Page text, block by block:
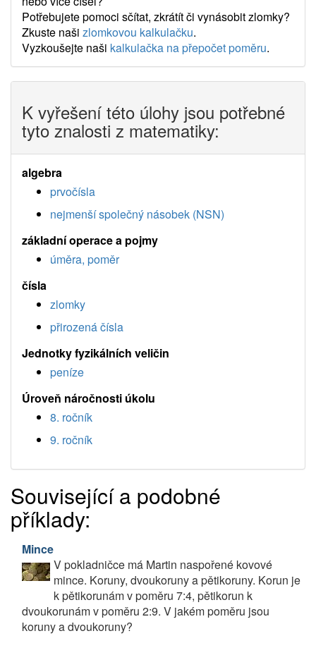
Potřebujete pomoci sčítat, zkrátít či vynásobit zlomky?
Zkuste naši zlomkovou kalkulačku.
Vyzkoušejte naši kalkulačka na přepočet poměru.
K vyřešení této úlohy jsou potřebné
tyto znalosti z matematiky:
algebra
prvočísla
nejmenší společný násobek (NSN)
základní operace a pojmy
úměra, poměr
čísla
zlomky
přirozená čísla
Jednotky fyzikálních veličin
peníze
Úroveň náročnosti úkolu
8. ročník
9. ročník
Související a podobné
příklady:
Mince
V pokladničce má Martin naspořené kovové
mince. Koruny, dvoukoruny a pětikoruny. Korun je
k pětikorunám v poměru 7:4, pětikorun k
dvoukorunám v poměru 2:9. V jakém poměru jsou
koruny a dvoukoruny?